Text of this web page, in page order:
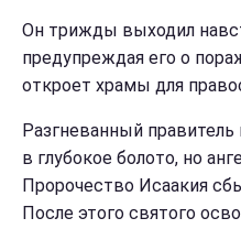
Он трижды выходил
предупреждая его о
откроет храмы для
Разгневанный правитель
в глубокое болото, но
Пророчество Исаакия
После этого святого